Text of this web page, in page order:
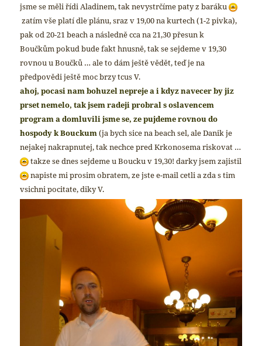
jsme se měli řídi Aladinem, tak nevystrčíme paty z baráku
zatím vše platí dle plánu, sraz v 19,00 na kurtech (1-2 pivka),
pak od 20-21 beach a následně cca na 21,30 přesun k
Boučkůmpokud bude fakt hnusně, tak se sejdeme v 19,30
rovnou u Boučků … ale to dám ještě vědět, teď je na
předpovědi ještě moc brzytcusV.
ahoj,pocasi nam bohuzel nepreje a i kdyz navecer by jiz
prset nemelo, tak jsem radeji probral s oslavencem
program a domluvili jsme se, ze pujdeme rovnou do
hospody k Bouckum(ja bych sice na beach sel, ale Danik je
nejakej nakrapnutej, tak nechce pred Krkonosema riskovat …
takze se dnes sejdeme u Boucku v 19,30! darky jsem zajistil
napiste mi prosim obratem, ze jste e-mail cetli a zda s tim
vsichni pocitate,dikyV.